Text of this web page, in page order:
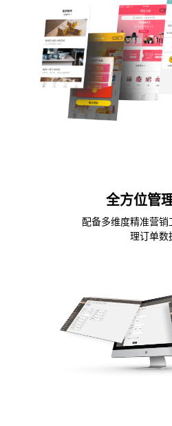
全方位管
配备多维度精准营销
理订单数